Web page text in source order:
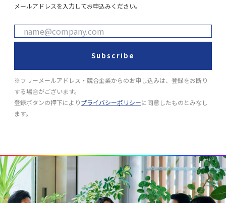
メールアドレスを入力してお申込みください。
Subscribe
※フリーメールアドレス・競合企業からのお申し込みは、登録をお断り
する場合がございます。
登録ボタンの押下によりプライバシーポリシーに同意したものとみなし
ます。